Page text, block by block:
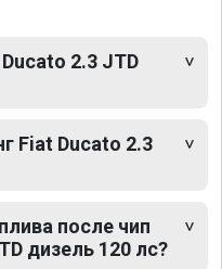
2.3 JTD
Fiat Ducato 2.3
после чип
дизель 120 лс?